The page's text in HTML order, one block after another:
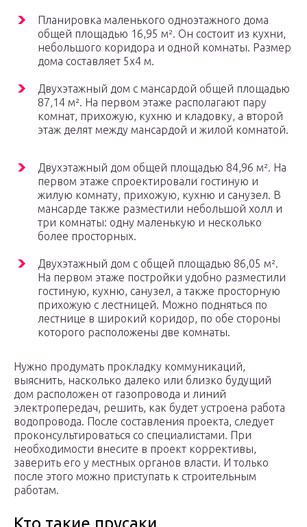
Планировка маленького одноэтажного дома
общей площадью 16,95 м². Он состоит из кухни,
небольшого коридора и одной комнаты. Размер
дома составляет 5х4 м.
Двухэтажный дом с мансардой общей площадью
87,14 м². На первом этаже располагают пару
комнат, прихожую, кухню и кладовку, а второй
этаж делят между мансардой и жилой комнатой.
Двухэтажный дом общей площадью 84,96 м². На
первом этаже спроектировали гостиную и
жилую комнату, прихожую, кухню и санузел. В
мансарде также разместили небольшой холл и
три комнаты: одну маленькую и несколько
более просторных.
Двухэтажный дом с общей площадью 86,05 м².
На первом этаже постройки удобно разместили
гостиную, кухню, санузел, а также просторную
прихожую с лестницей. Можно подняться по
лестнице в широкий коридор, по обе стороны
которого расположены две комнаты.
Нужно продумать прокладку коммуникаций,
выяснить, насколько далеко или близко будущий
дом расположен от газопровода и линий
электропередач, решить, как будет устроена работа
водопровода. После составления проекта, следует
проконсультироваться со специалистами. При
необходимости внесите в проект коррективы,
заверить его у местных органов власти. И только
после этого можно приступать к строительным
работам.